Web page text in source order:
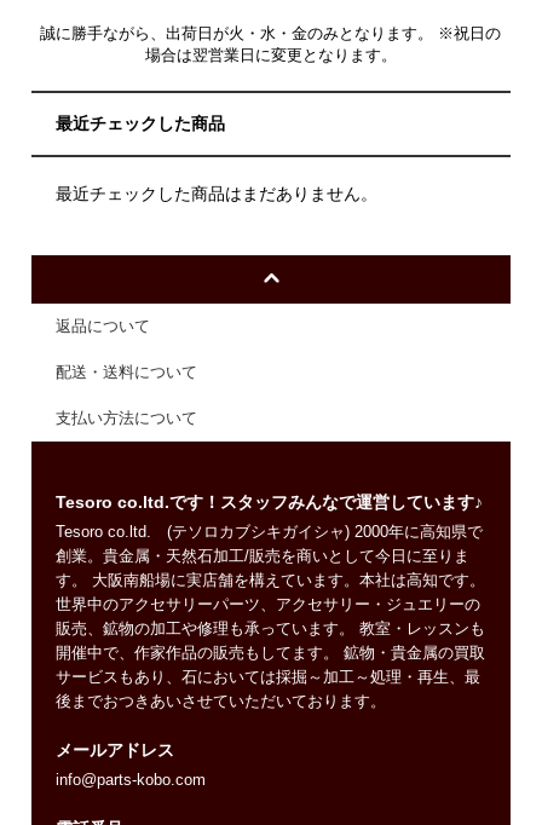
誠に勝手ながら、出荷日が火・水・金のみとなります。 ※祝日の
場合は翌営業日に変更となります。
最近チェックした商品
最近チェックした商品はまだありません。
返品について
配送・送料について
支払い方法について
Tesoro co.ltd.です！スタッフみんなで運営しています♪
Tesoro co.ltd. (テソロカブシキガイシャ) 2000年に高知県で
創業。貴金属・天然石加工/販売を商いとして今日に至りま
す。 大阪南船場に実店舗を構えています。本社は高知です。
世界中のアクセサリーパーツ、アクセサリー・ジュエリーの
販売、鉱物の加工や修理も承っています。 教室・レッスンも
開催中で、作家作品の販売もしてます。 鉱物・貴金属の買取
サービスもあり、石においては採掘～加工～処理・再生、最
後までおつきあいさせていただいております。
メールアドレス
info@parts-kobo.com